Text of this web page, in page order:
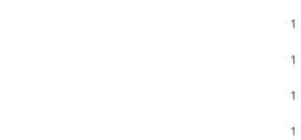
1
1
1
1